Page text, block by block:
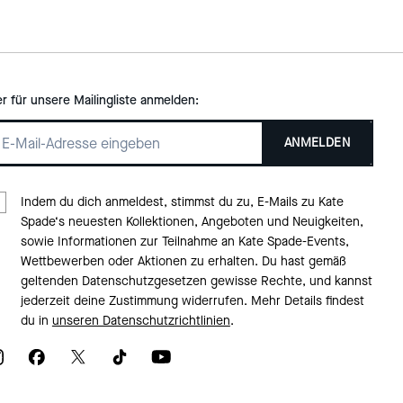
für unsere Mailingliste anmelden:
ANMELDEN
Indem du dich anmeldest, stimmst du zu, E-Mails zu Kate
Spade‘s neuesten Kollektionen, Angeboten und Neuigkeiten,
sowie Informationen zur Teilnahme an Kate Spade-Events,
Wettbewerben oder Aktionen zu erhalten. Du hast gemäß
geltenden Datenschutzgesetzen gewisse Rechte, und kannst
jederzeit deine Zustimmung widerrufen. Mehr Details findest
du in unseren Datenschutzrichtlinien.